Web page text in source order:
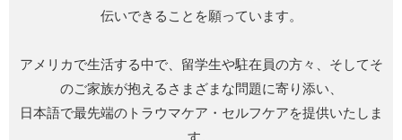
伝いできることを願っています。
アメリカで生活する中で、留学生や駐在員の方々、そしてそ
のご家族が抱えるさまざまな問題に寄り添い、
日本語で最先端のトラウマケア・セルフケアを提供いたしま
す。